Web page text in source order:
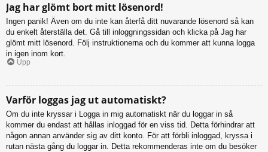
Jag har glömt bort mitt lösenord!
Ingen panik! Även om du inte kan återfå ditt nuvarande lösenord så kan
du enkelt återställa det. Gå till inloggningssidan och klicka på Jag har
glömt mitt lösenord. Följ instruktionerna och du kommer att kunna logga
in igen inom kort.
Upp
Varför loggas jag ut automatiskt?
Om du inte kryssar i Logga in mig automatiskt när du loggar in så
kommer du endast att hållas inloggad för en viss tid. Detta förhindrar att
någon annan använder sig av ditt konto. För att förbli inloggad, kryssa i
rutan nästa gång du loggar in. Detta rekommenderas inte om du besöker